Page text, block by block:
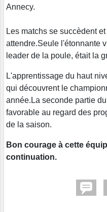
Annecy.
Les matchs se succèdent
attendre.Seule l'étonnante
leader de la poule, était la
L'apprentissage du haut
qui découvrent le
année.La seconde partie
favorable au regard des
de la saison.
Bon courage à cette
continuation.